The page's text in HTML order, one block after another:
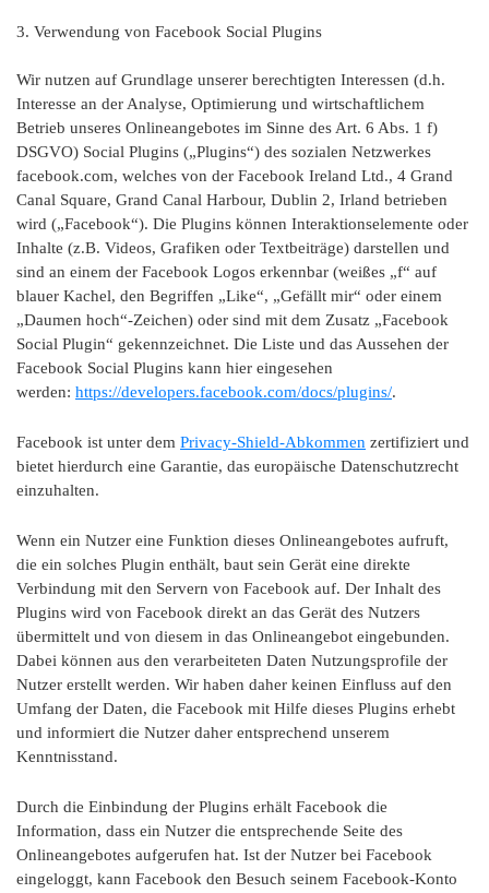
3. Verwendung von Facebook Social Plugins
Wir nutzen auf Grundlage unserer berechtigten Interessen (d.h.
Interesse an der Analyse, Optimierung und wirtschaftlichem
Betrieb unseres Onlineangebotes im Sinne des Art. 6 Abs. 1 f)
DSGVO) Social Plugins („Plugins“) des sozialen Netzwerkes
facebook.com, welches von der Facebook Ireland Ltd., 4 Grand
Canal Square, Grand Canal Harbour, Dublin 2, Irland betrieben
wird („Facebook“). Die Plugins können Interaktionselemente oder
Inhalte (z.B. Videos, Grafiken oder Textbeiträge) darstellen und
sind an einem der Facebook Logos erkennbar (weißes „f“ auf
blauer Kachel, den Begriffen „Like“, „Gefällt mir“ oder einem
„Daumen hoch“-Zeichen) oder sind mit dem Zusatz „Facebook
Social Plugin“ gekennzeichnet. Die Liste und das Aussehen der
Facebook Social Plugins kann hier eingesehen
werden: https://developers.facebook.com/docs/plugins/.
Facebook ist unter dem Privacy-Shield-Abkommen zertifiziert und
bietet hierdurch eine Garantie, das europäische Datenschutzrecht
einzuhalten.
Wenn ein Nutzer eine Funktion dieses Onlineangebotes aufruft,
die ein solches Plugin enthält, baut sein Gerät eine direkte
Verbindung mit den Servern von Facebook auf. Der Inhalt des
Plugins wird von Facebook direkt an das Gerät des Nutzers
übermittelt und von diesem in das Onlineangebot eingebunden.
Dabei können aus den verarbeiteten Daten Nutzungsprofile der
Nutzer erstellt werden. Wir haben daher keinen Einfluss auf den
Umfang der Daten, die Facebook mit Hilfe dieses Plugins erhebt
und informiert die Nutzer daher entsprechend unserem
Kenntnisstand.
Durch die Einbindung der Plugins erhält Facebook die
Information, dass ein Nutzer die entsprechende Seite des
Onlineangebotes aufgerufen hat. Ist der Nutzer bei Facebook
eingeloggt, kann Facebook den Besuch seinem Facebook-Konto